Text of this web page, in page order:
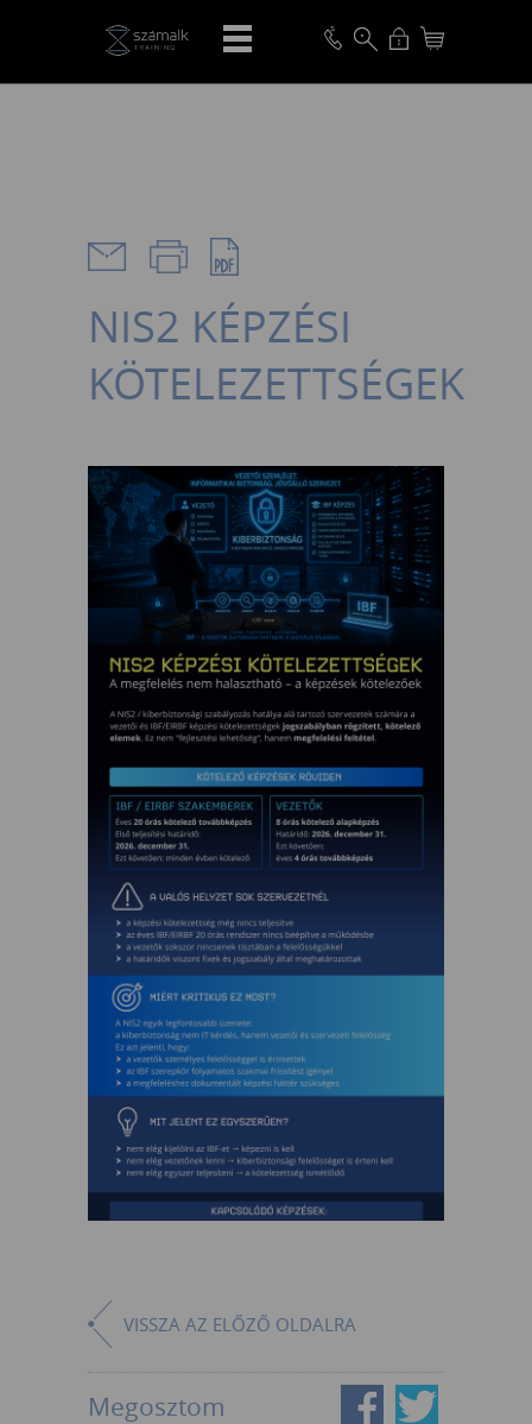
VISSZA
NIS2 KÉPZÉSI
KÖTELEZETTSÉGEK
VISSZA AZ ELŐZŐ OLDALRA
Megosztom